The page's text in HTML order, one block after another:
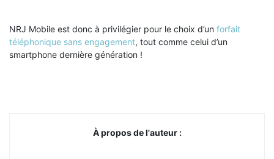
NRJ Mobile est donc à privilégier pour le choix d’un forfait
téléphonique sans engagement, tout comme celui d’un
smartphone dernière génération !
À propos de l'auteur :